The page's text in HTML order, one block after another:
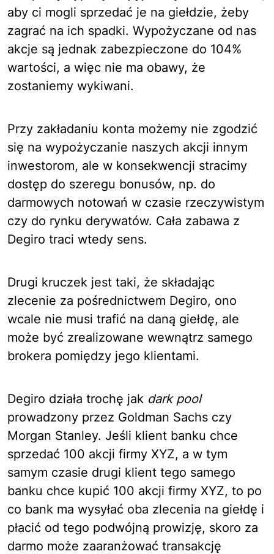
aby ci mogli sprzedać je na giełdzie, żeby
zagrać na ich spadki. Wypożyczane od nas
akcje są jednak zabezpieczone do 104%
wartości, a więc nie ma obawy, że
zostaniemy wykiwani.
Przy zakładaniu konta możemy nie zgodzić
się na wypożyczanie naszych akcji innym
inwestorom, ale w konsekwencji stracimy
dostęp do szeregu bonusów, np. do
darmowych notowań w czasie rzeczywistym
czy do rynku derywatów. Cała zabawa z
Degiro traci wtedy sens.
Drugi kruczek jest taki, że składając
zlecenie za pośrednictwem Degiro, ono
wcale nie musi trafić na daną giełdę, ale
może być zrealizowane wewnątrz samego
brokera pomiędzy jego klientami.
Degiro działa trochę jak dark pool
prowadzony przez Goldman Sachs czy
Morgan Stanley. Jeśli klient banku chce
sprzedać 100 akcji firmy XYZ, a w tym
samym czasie drugi klient tego samego
banku chce kupić 100 akcji firmy XYZ, to po
co bank ma wysyłać oba zlecenia na giełdę i
płacić od tego podwójną prowizję, skoro za
darmo może zaaranżować transakcję